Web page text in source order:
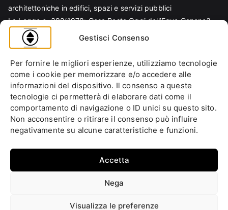
Gestisci Consenso
Per fornire le migliori esperienze, utilizziamo tecnologie
come i cookie per memorizzare e/o accedere alle
informazioni del dispositivo. Il consenso a queste
tecnologie ci permetterà di elaborare dati come il
comportamento di navigazione o ID unici su questo sito.
Non acconsentire o ritirare il consenso può influire
negativamente su alcune caratteristiche e funzioni.
Accetta
Nega
Visualizza le preferenze
architettoniche in edifici, spazi e servizi pubblici
La Legge n. 392/1978: Cosa Resta Oggi dell’Equo Canone?
Legge Regionale n. 6/1989: Analisi Tecnica per Progettisti e
Amministratori
Norma EN 81-70 e sicurezza nella progettazione ascensore
Ascensore Condominiale
Barriere Architettoniche
Codice Civile
Condominio
Decreto Ministeriale
Decreto Presidente della Repubblica
Ente italiano di normazione
Ente Nazionale di Unificazione
Normative Europee